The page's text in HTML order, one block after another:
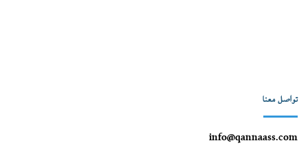
تواصل معنا
info@qannaass.com